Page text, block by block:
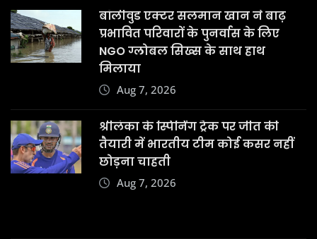
बॉलीवुड एक्टर सलमान खान ने बाढ़
प्रभावित परिवारों के पुनर्वास के लिए
NGO ग्लोबल सिख्स के साथ हाथ
मिलाया
Aug 7, 2026
श्रीलंका के स्पिनिंग ट्रैक पर जीत की
तैयारी में भारतीय टीम कोई कसर नहीं
छोड़ना चाहती
Aug 7, 2026